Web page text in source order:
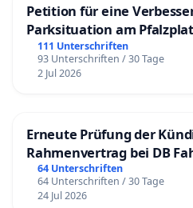
Monique Frey, Kantonsrätin
Laura Gallati, Musikerin,
Unabhängige Frauenliste
Super Computing Systems
Diego Hangartner, Küsnacht
Eveline Hasler,
Regula Hasler, MAS Soziale
Petition für eine
Parksituation am
111 Unterschriften
93 Unterschriften / 30 Tage
2 Jul 2026
Erneute Prüfung der
Rahmenvertrag bei DB
64 Unterschriften
64 Unterschriften / 30 Tage
24 Jul 2026